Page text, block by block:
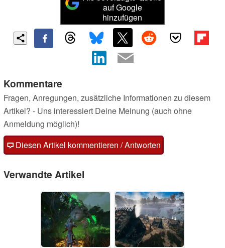
auf Google
hinzufügen
Kommentare
Fragen, Anregungen, zusätzliche Informationen zu diesem
Artikel? - Uns interessiert Deine Meinung (auch ohne
Anmeldung möglich)!
Diesen Artikel kommentieren / Antworten
Verwandte Artikel